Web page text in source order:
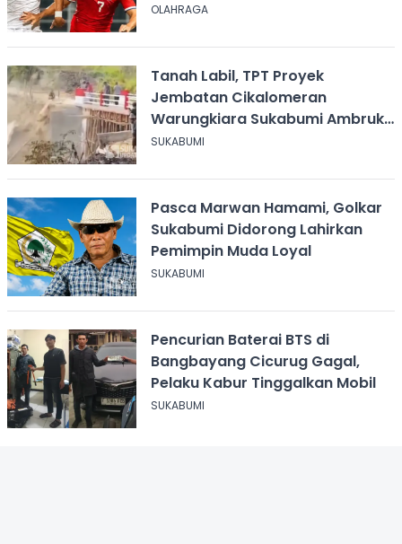
OLAHRAGA
Tanah Labil, TPT Proyek
Jembatan Cikalomeran
Warungkiara Sukabumi Ambruk
Saat Pengurugan
SUKABUMI
Pasca Marwan Hamami, Golkar
Sukabumi Didorong Lahirkan
Pemimpin Muda Loyal
SUKABUMI
Pencurian Baterai BTS di
Bangbayang Cicurug Gagal,
Pelaku Kabur Tinggalkan Mobil
SUKABUMI